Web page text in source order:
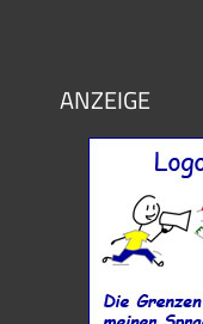
ANZEIGE